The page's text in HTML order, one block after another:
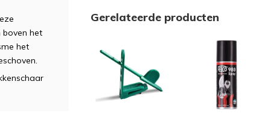
het
het
Gerelateerde producten